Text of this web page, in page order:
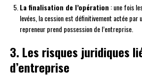
La finalisation de l’opération : une fois
levées, la cession est définitivement actée par
repreneur prend possession de l’entreprise.
3. Les risques juridiques
d’entreprise